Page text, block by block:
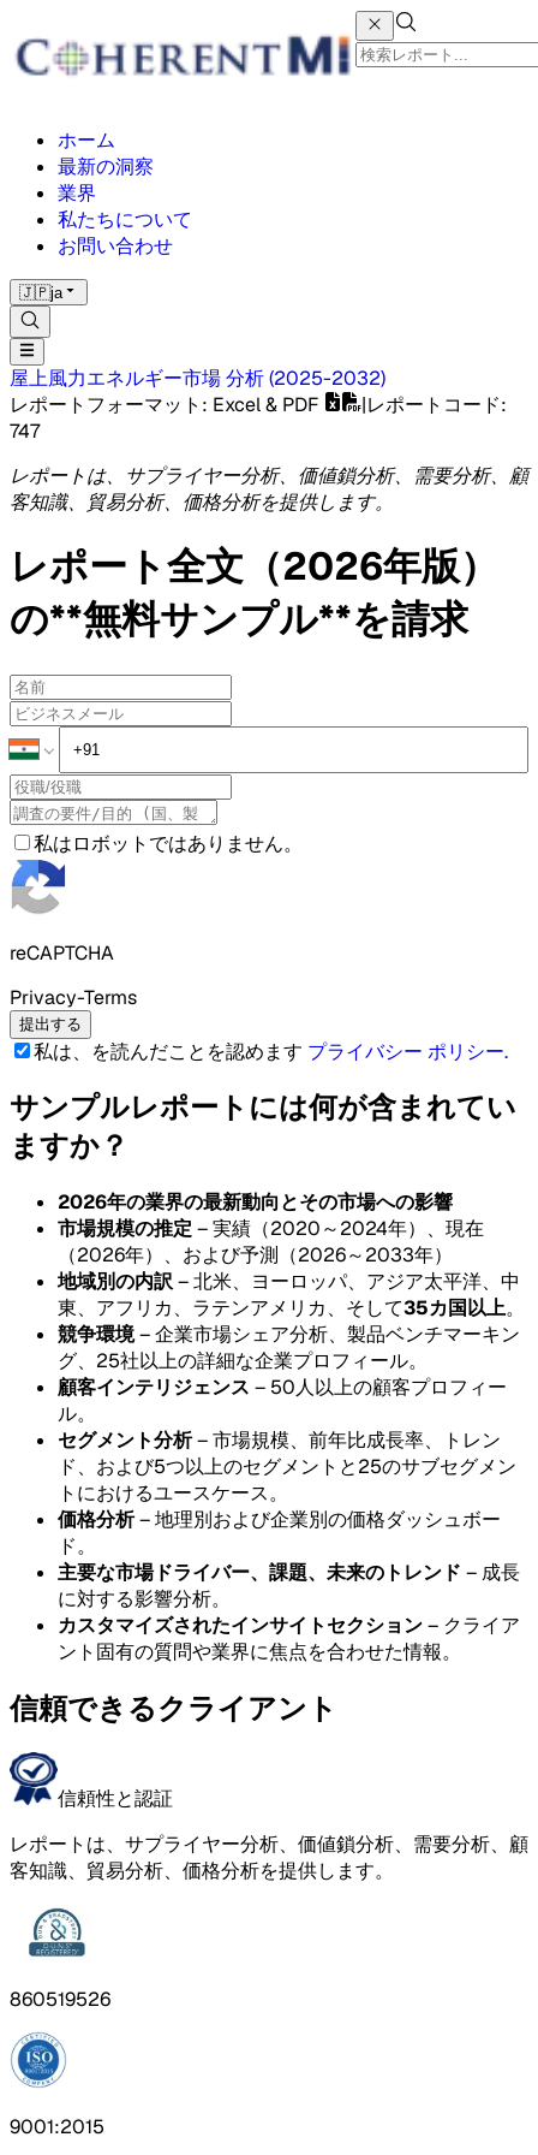
ホーム
最新の洞察
業界
私たちについて
お問い合わせ
🇯🇵ja
屋上風力エネルギー市場分析(2025-2032)
レポートフォーマット : Excel & PDF |レポートコード:
747
レポートは、サプライヤー分析、価値鎖分析、需要分析、顧
客知識、貿易分析、価格分析を提供します。
レポート全文（2026年版）
の**無料サンプル**を請求
私はロボットではありません。
reCAPTCHA
Privacy-Terms
提出する
私は、を読んだことを認めます プライバシー ポリシー.
サンプルレポートには何が含まれてい
ますか？
2026年の業界の最新動向とその市場への影響
市場規模の推定– 実績（2020～2024年）、現在
（2026年）、および予測（2026～2033年）
地域別の内訳– 北米、ヨーロッパ、アジア太平洋、中
東、アフリカ、ラテンアメリカ、そして35カ国以上。
競争環境– 企業市場シェア分析、製品ベンチマーキン
グ、25社以上の詳細な企業プロフィール。
顧客インテリジェンス – 50人以上の顧客プロフィー
ル。
セグメント分析– 市場規模、前年比成長率、トレン
ド、および5つ以上のセグメントと25のサブセグメン
トにおけるユースケース。
価格分析– 地理別および企業別の価格ダッシュボー
ド。
主要な市場ドライバー、課題、未来のトレンド – 成長
に対する影響分析。
カスタマイズされたインサイトセクション– クライア
ント固有の質問や業界に焦点を合わせた情報。
信頼できるクライアント
信頼性と認証
レポートは、サプライヤー分析、価値鎖分析、需要分析、顧
客知識、貿易分析、価格分析を提供します。
860519526
9001:2015